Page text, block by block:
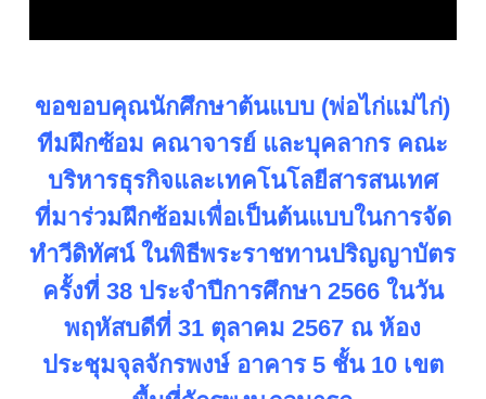
ขอขอบคุณนักศึกษาต้นแบบ (พ่อไก่แม่ไก่)
ทีมฝึกซ้อม คณาจารย์ และบุคลากร คณะ
บริหารธุรกิจและเทคโนโลยีสารสนเทศ
ที่มาร่วมฝึกซ้อมเพื่อเป็นต้นแบบในการจัด
ทำวีดิทัศน์ ในพิธีพระราชทานปริญญาบัตร
ครั้งที่ 38 ประจำปีการศึกษา 2566 ในวัน
พฤหัสบดีที่ 31 ตุลาคม 2567 ณ ห้อง
ประชุมจุลจักรพงษ์ อาคาร 5 ชั้น 10 เขต